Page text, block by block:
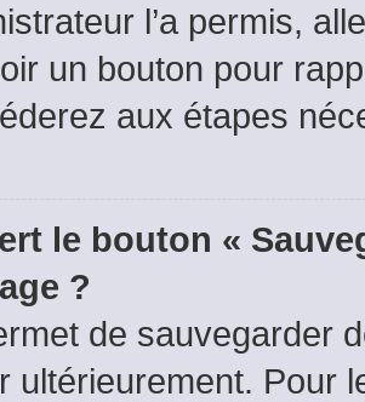
l’a permis,
un bouton pour
aux étapes
le bouton «
?
de sauvegarder
ultérieurement. Pour